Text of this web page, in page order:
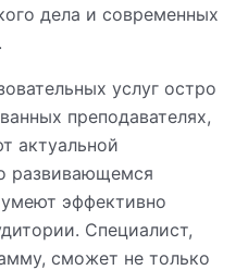
дела и современных
услуг остро
преподавателях,
актуальной
развивающемся
эффективно
Специалист,
сможет не только